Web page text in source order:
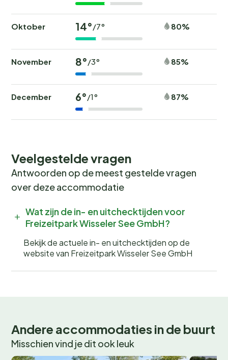
Oktober 14°/7° 80%
November 8°/3° 85%
December 6°/1° 87%
Veelgestelde vragen
Antwoorden op de meest gestelde vragen
over deze accommodatie
Wat zijn de in- en uitchecktijden voor
Freizeitpark Wisseler See GmbH?
Bekijk de actuele in- en uitchecktijden op de
website van Freizeitpark Wisseler See GmbH
Andere accommodaties in de buurt
Misschien vind je dit ook leuk